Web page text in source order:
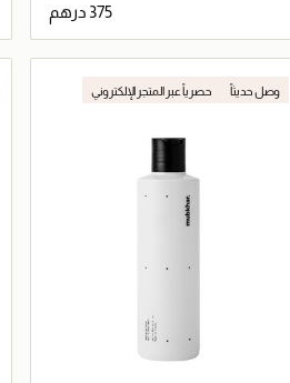
جاري تحميل التفاصيل
وصل حديثاً حصرياً عبر المتجر الإلكتروني